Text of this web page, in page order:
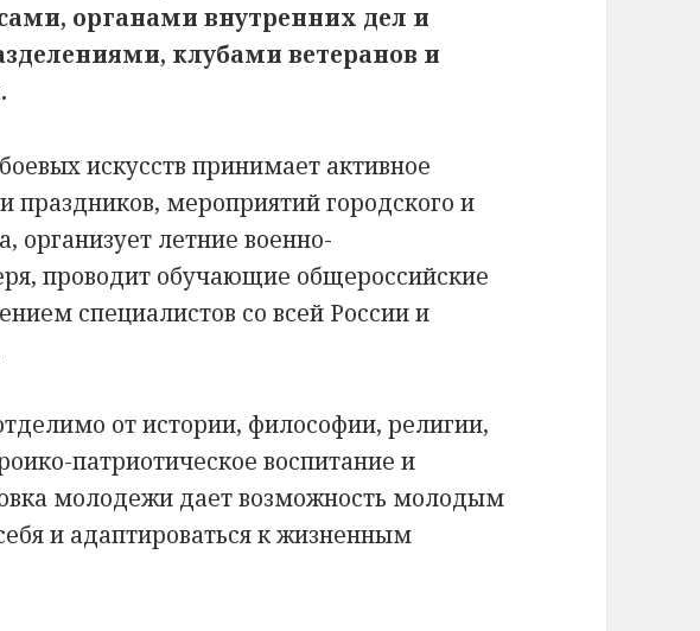
органами внутренних дел и
клубами ветеранов и
искусств принимает активное
праздников, мероприятий городского и
организует летние военно-
проводит обучающие общероссийские
специалистов со всей России и
от истории, философии, религии,
патриотическое воспитание и
молодежи дает возможность молодым
и адаптироваться к жизненным